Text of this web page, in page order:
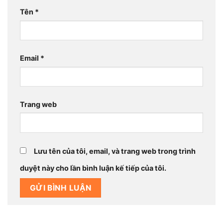
Tên *
Email *
Trang web
Lưu tên của tôi, email, và trang web trong trình
duyệt này cho lần bình luận kế tiếp của tôi.